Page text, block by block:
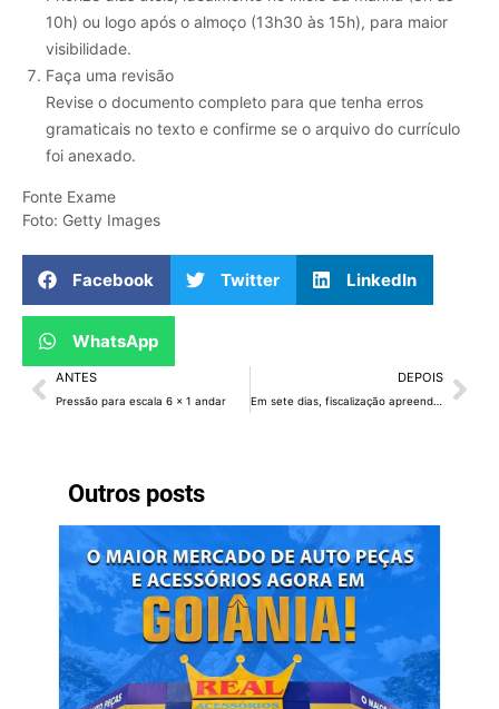
Outros posts
10h) ou logo após o almoço (13h30 às 15h), para maior
visibilidade.
Faça uma revisão
Revise o documento completo para que tenha erros
gramaticais no texto e confirme se o arquivo do currículo
foi anexado.
Fonte Exame
Foto: Getty Images
Facebook Twitter LinkedIn
WhatsApp
ANTES
Pressão para escala 6 x 1 andar
DEPOIS
Em sete dias, fiscalização apreende R$ 2,6 milhões em mercadorias irregulares